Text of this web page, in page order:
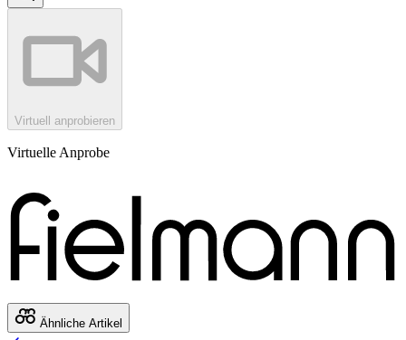
Virtuell anprobieren
Virtuelle Anprobe
Ähnliche Artikel